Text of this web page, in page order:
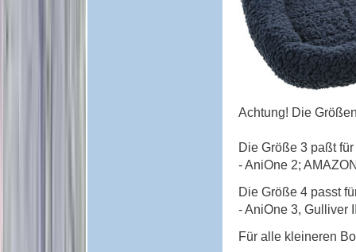
Achtung! Die
Die Größe 3 paßt
- AniOne 2;
Die Größe 4 passt
- AniOne 3, Gulliver
Für alle kleineren